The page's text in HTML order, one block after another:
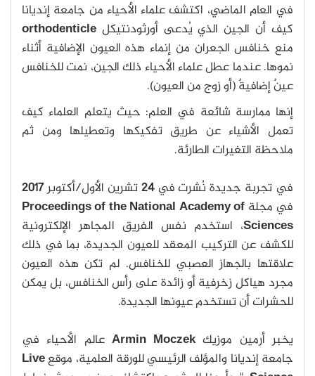
في العام الماضي، اكتشف علماء الأحياء من جامعة إنديانا
كيف أن الجين الذي يُدعى أورثودنتيكل orthodenticle
منع خنافس الجعران من إنماء هذه العيون الإضافية أثناء
نموها. عندما عطل علماء الأحياء ذلك الجين، نمت للخنافس
عينٌ إضافيةٌ (أو زوج من العيون).
إنها ممارسة شائعة في العلم: حيث يتعلم العلماء كيف
تعمل الأشياء عن طريق تفكيكها وتعطيلها ومن ثم
ملاحظة التغيرات الطارئة.
في تجربة جديدة نُشرت في24تشرين الأول/أكتوبر2017
في مجلة Proceedings of the National Academy of
Sciences، استخدم نفس الفريق المجاهر الإلكترونية
للكشف عن التركيب المعقد للعيون الجديدة، بما في ذلك
علاقتها بالجهاز العصبي للخنافس. لم تكن هذه العيون
مجرد هياكل زخرفية أو زائدة على رأس الخنافس، بل يمكن
للحشرات أن تستخدم عيونها الجديدة.
يخبر أرمين موزيكArmin Moczek عالم الأحياء في
جامعة إنديانا والمؤلف الرئيسي للورقة العلمية، موقعLive